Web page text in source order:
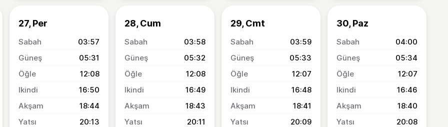
27, Per
03:57
05:31
12:08
16:50
18:44
20:13
28, Cum
03:58
05:32
12:08
16:49
18:43
20:11
29, Cmt
03:59
05:33
12:07
16:48
18:41
20:09
30, Paz
04:00
05:34
12:07
16:46
18:40
20:08